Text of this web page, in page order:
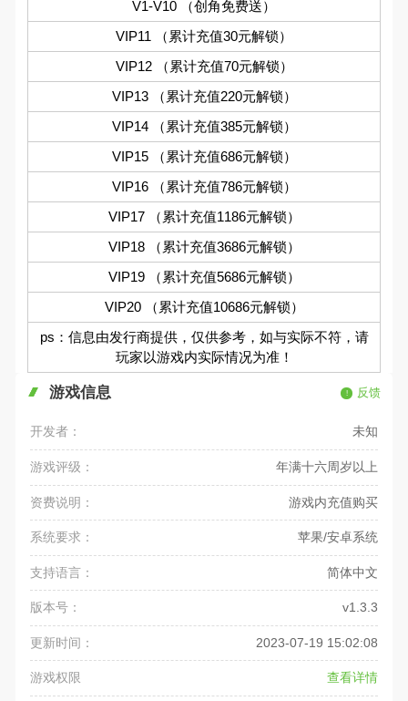
V1-V10 （创角免费送）
VIP11 （累计充值30元解锁）
VIP12 （累计充值70元解锁）
VIP13 （累计充值220元解锁）
VIP14 （累计充值385元解锁）
VIP15 （累计充值686元解锁）
VIP16 （累计充值786元解锁）
VIP17 （累计充值1186元解锁）
VIP18 （累计充值3686元解锁）
VIP19 （累计充值5686元解锁）
VIP20 （累计充值10686元解锁）
ps：信息由发行商提供，仅供参考，如与实际不符，请
玩家以游戏内实际情况为准！
游戏信息 反馈
开发者： 未知
游戏评级： 年满十六周岁以上
资费说明： 游戏内充值购买
系统要求： 苹果/安卓系统
支持语言： 简体中文
版本号： v1.3.3
更新时间： 2023-07-19 15:02:08
游戏权限 查看详情